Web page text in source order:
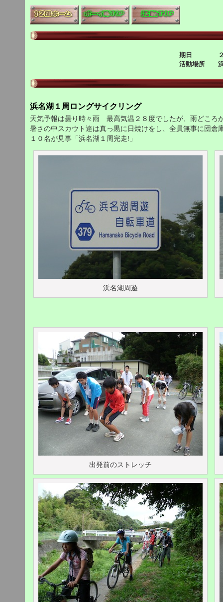
期日 ２０
活動場所 浜
浜名湖１周ロングサイクリング
天気予報は曇り時々雨 最高気温２８度でしたが、雨どころ
暑さの中スカウト達は真っ黒に日焼けをし、全員無事に団倉
１０名が見事「浜名湖１周完走!」
浜名湖周遊
出発前のストレッチ